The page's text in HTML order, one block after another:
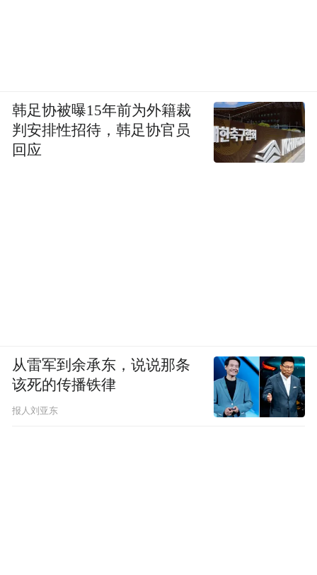
韩足协被曝15年前为外籍裁
判安排性招待，韩足协官员
回应
从雷军到余承东，说说那条
该死的传播铁律
报人刘亚东